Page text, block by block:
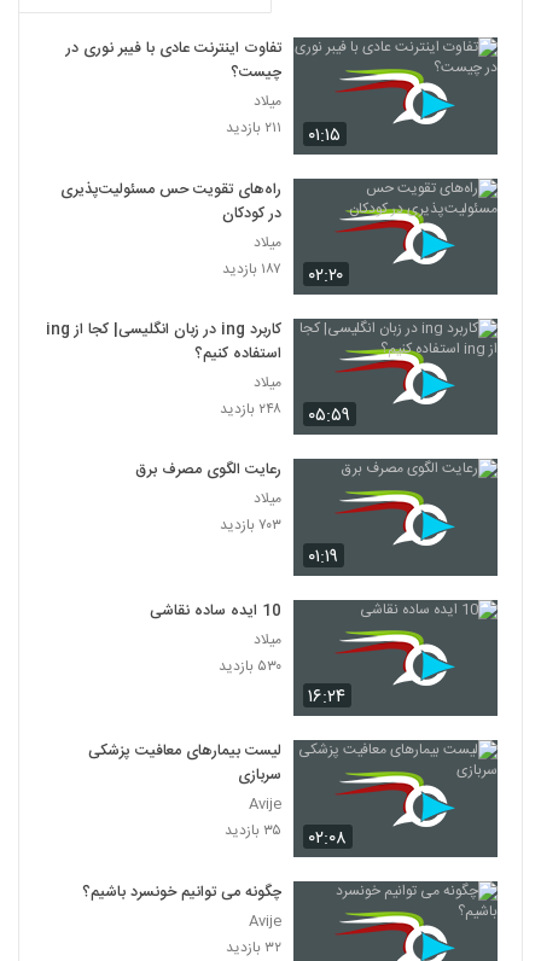
۰۱:۱۵
تفاوت اینترنت عادی با فیبر نوری در
چیست؟
میلاد
۲۱۱ بازدید
۰۲:۲۰
راه‌های تقویت حس مسئولیت‌پذیری
در کودکان
میلاد
۱۸۷ بازدید
۰۵:۵۹
کاربرد ing در زبان انگلیسی| کجا از ing
استفاده کنیم؟
میلاد
۲۴۸ بازدید
۰۱:۱۹
رعایت الگوی مصرف برق
میلاد
۷۰۳ بازدید
۱۶:۲۴
10 ایده ساده نقاشی
میلاد
۵۳۰ بازدید
۰۲:۰۸
لیست بیمارهای معافیت پزشکی
سربازی
Avije
۳۵ بازدید
چگونه می توانیم خونسرد باشیم؟
Avije
۳۲ بازدید